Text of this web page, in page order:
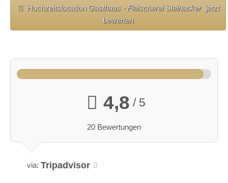
HochzeitslocationGasthaus - Fleischerei Steinacker jetzt
bewerten
4,8 / 5
20 Bewertungen
via: Tripadvisor